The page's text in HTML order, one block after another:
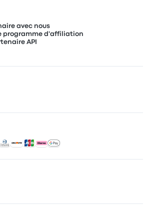
avec nous
programme d'affiliation
API